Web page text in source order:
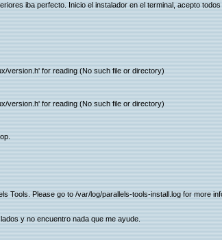
iba perfecto. Inicio el instalador en el terminal, acepto
version.h' for reading (No such file or directory)
version.h' for reading (No such file or directory)
Tools. Please go to /var/log/parallels-tools-install.log for more
y no encuentro nada que me ayude.